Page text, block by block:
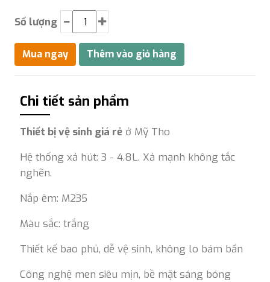
Số lượng
Chi tiết sản phẩm
Thiết bị vệ sinh giá rẻ ở Mỹ Tho
Hệ thống xả hút: 3 - 4.8L. Xả mạnh không tắc
nghẽn.
Nắp êm: M235
Màu sắc: trắng
Thiết kế bao phủ, dễ vệ sinh, không lo bám bẩn
Công nghệ men siêu mịn, bề mặt sáng bóng